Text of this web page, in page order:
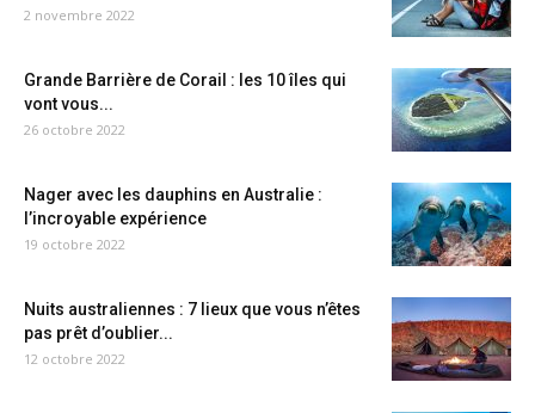
2 novembre 2022
Grande Barrière de Corail : les 10 îles qui
vont vous...
26 octobre 2022
Nager avec les dauphins en Australie :
l’incroyable expérience
19 octobre 2022
Nuits australiennes : 7 lieux que vous n’êtes
pas prêt d’oublier...
12 octobre 2022